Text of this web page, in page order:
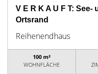
V E R K A U F T:
Ortsrand
Reihenendhaus
100 m²
WOHNFLÄCHE